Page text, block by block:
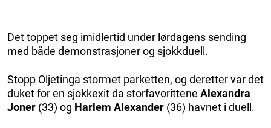
Det toppet seg imidlertid under lørdagens sending
med både demonstrasjoner og sjokkduell.
Stopp Oljetinga stormet parketten, og deretter var det
duket for en sjokkexit da storfavorittene Alexandra
Joner (33) og Harlem Alexander (36) havnet i duell.